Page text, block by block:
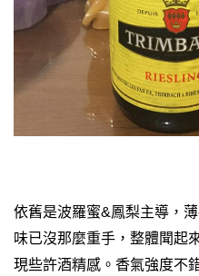
依舊是波羅蜜&鳳梨主導，
味已沒那麼重手，整體聞起
現些許酒精感。香氣強度不